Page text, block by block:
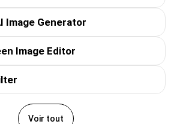
Image Generator
Image Editor
Voir tout